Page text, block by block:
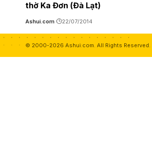
thờ Ka Đơn (Đà Lạt)
Ashui.com 22/07/2014
© 2000-2026 Ashui.com. All Rights Reserved.